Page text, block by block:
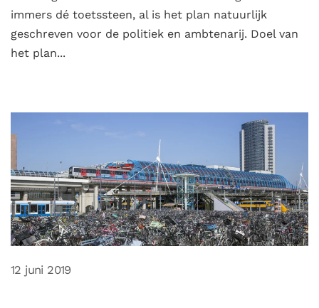
immers dé toetssteen, al is het plan natuurlijk
geschreven voor de politiek en ambtenarij. Doel van
het plan...
12 juni 2019